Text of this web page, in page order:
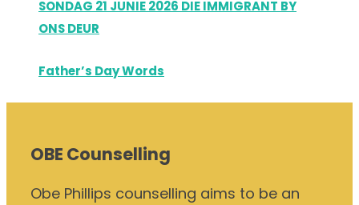
SONDAG 21 JUNIE 2026 DIE IMMIGRANT BY
ONS DEUR
Father’s Day Words
OBE Counselling
Obe Phillips counselling aims to be an